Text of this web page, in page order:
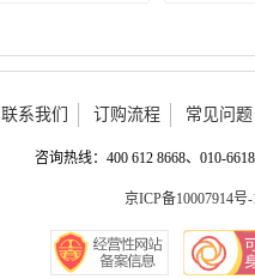
联系我们 订购流程 常见问题
咨询热线：400 612 8668、010-
京ICP备10007914号-